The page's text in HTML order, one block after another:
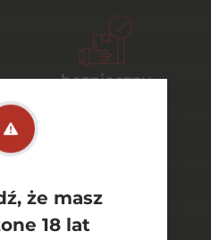
że masz
18 lat
bezpieczny
szeroki wybór
asortymentu